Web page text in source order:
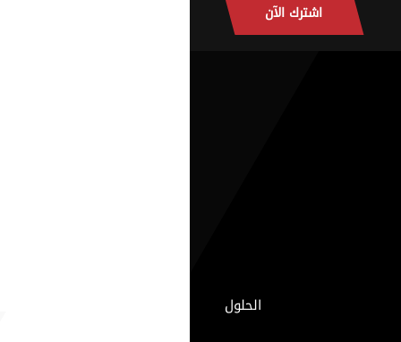
اشترك الآن
الحلول